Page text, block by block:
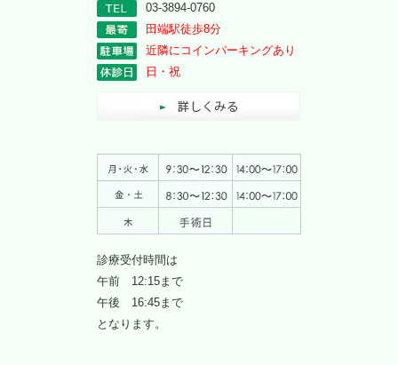
03-3894-0760
田端駅徒歩8分
近隣にコインパーキングあり
日・祝
診療受付時間は
午前 12:15まで
午後 16:45まで
となります。